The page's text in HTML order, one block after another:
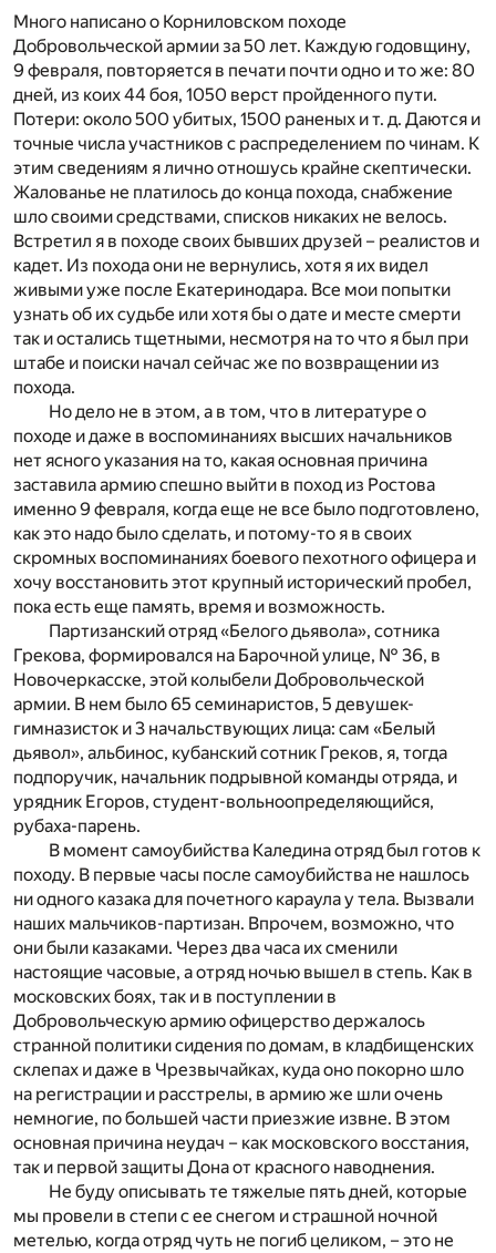
Много написано о Корниловском походе
Добровольческой армии за 50 лет. Каждую годовщину,
9 февраля, повторяется в печати почти одно и то же: 80
дней, из коих 44 боя, 1050 верст пройденного пути.
Потери: около 500 убитых, 1500 раненых и т. д. Даются и
точные числа участников с распределением по чинам. К
этим сведениям я лично отношусь крайне скептически.
Жалованье не платилось до конца похода, снабжение
шло своими средствами, списков никаких не велось.
Встретил я в походе своих бывших друзей – реалистов и
кадет. Из похода они не вернулись, хотя я их видел
живыми уже после Екатеринодара. Все мои попытки
узнать об их судьбе или хотя бы о дате и месте смерти
так и остались тщетными, несмотря на то что я был при
штабе и поиски начал сейчас же по возвращении из
похода.
Но дело не в этом, а в том, что в литературе о
походе и даже в воспоминаниях высших начальников
нет ясного указания на то, какая основная причина
заставила армию спешно выйти в поход из Ростова
именно 9 февраля, когда еще не все было подготовлено,
как это надо было сделать, и потому-то я в своих
скромных воспоминаниях боевого пехотного офицера и
хочу восстановить этот крупный исторический пробел,
пока есть еще память, время и возможность.
Партизанский отряд «Белого дьявола», сотника
Грекова, формировался на Барочной улице, № 36, в
Новочеркасске, этой колыбели Добровольческой
армии. В нем было 65 семинаристов, 5 девушек-
гимназисток и 3 начальствующих лица: сам «Белый
дьявол», альбинос, кубанский сотник Греков, я, тогда
подпоручик, начальник подрывной команды отряда, и
урядник Егоров, студент-вольноопределяющийся,
рубаха-парень.
В момент самоубийства Каледина отряд был готов к
походу. В первые часы после самоубийства не нашлось
ни одного казака для почетного караула у тела. Вызвали
наших мальчиков-партизан. Впрочем, возможно, что
они были казаками. Через два часа их сменили
настоящие часовые, а отряд ночью вышел в степь. Как в
московских боях, так и в поступлении в
Добровольческую армию офицерство держалось
странной политики сидения по домам, в кладбищенских
склепах и даже в Чрезвычайках, куда оно покорно шло
на регистрации и расстрелы, в армию же шли очень
немногие, по большей части приезжие извне. В этом
основная причина неудач – как московского восстания,
так и первой защиты Дона от красного наводнения.
Не буду описывать те тяжелые пять дней, которые
мы провели в степи с ее снегом и страшной ночной
метелью, когда отряд чуть не погиб целиком, – это не